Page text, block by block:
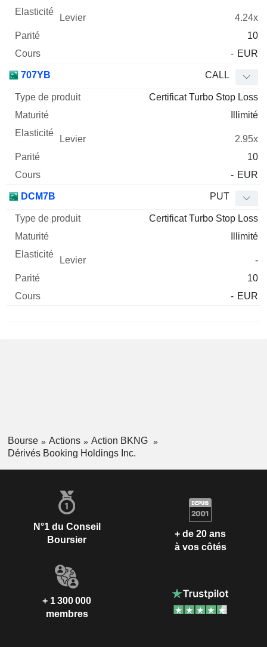
4.24x
10
- EUR
707YB CALL
Certificat Turbo Stop Loss
Illimité
2.95x
10
- EUR
DCM7B PUT
Certificat Turbo Stop Loss
Illimité
-
10
- EUR
Bourse Actions
Action BKNG
Dérivés Booking Holdings Inc.
N°1 du Conseil
Boursier
+ de 20 ans
à vos côtés
+ 1 300 000
membres